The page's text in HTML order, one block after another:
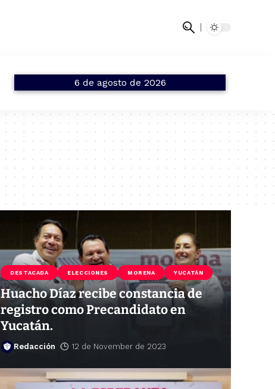
6 de agosto de 2026
DESTACADA ELECCIONES MORENA YUCATÁN
Huacho Díaz recibe constancia de
registro como Precandidato en
Yucatán.
Redacción 12 de November de 2023